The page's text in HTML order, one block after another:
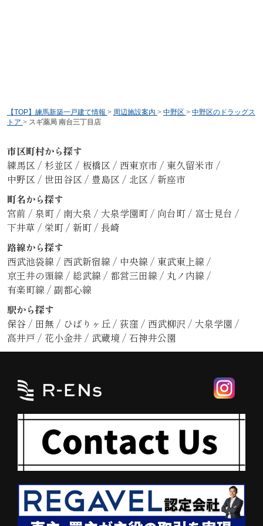
【TOP】練馬新築一戸建て情報 > 周辺施設案内 > 中野区 > 中野区のドラッグス
トア > スギ薬局 南台三丁目店
市区町村から探す
練馬区 / 杉並区 / 板橋区 / 西東京市 / 東久留米市 /
中野区 / 世田谷区 / 豊島区 / 北区 / 新座市
町名から探す
宮前 / 泉町 / 南大泉 / 大泉学園町 / 向台町 / 富士見台 /
下井草 / 栄町 / 新町 / 長崎
路線から探す
西武池袋線 / 西武新宿線 / 中央線 / 東武東上線 /
京王井の頭線 / 総武線 / 都営三田線 / 丸ノ内線 /
有楽町線 / 副都心線
駅から探す
保谷 / 田無 / ひばりヶ丘 / 荻窪 / 西武柳沢 / 大泉学園 /
高井戸 / 花小金井 / 武蔵境 / 石神井公園